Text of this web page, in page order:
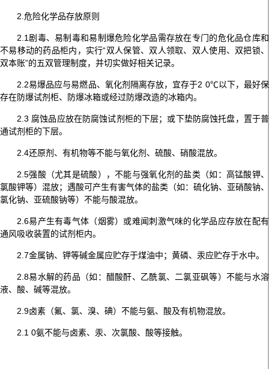
2.危险化学品存放原则
2.1剧毒、易制毒和易制爆危险化学品需存放在专门的危化品仓库和
不易移动的药品柜内，实行“双人保管、双人领取、双人使用、双把锁、
双本账”的五双管理制度，并切实做好相关记录。
2.2易爆品应与易燃品、氧化剂隔离存放，宜存于2 0℃以下，最好保
存在防爆试剂柜、防爆冰箱或经过防爆改造的冰箱内。
2.3 腐蚀品应放在防腐蚀试剂柜的下层；或下垫防腐蚀托盘，置于普
通试剂柜的下层。
2.4还原剂、有机物等不能与氧化剂、硫酸、硝酸混放。
2.5强酸（尤其是硫酸），不能与强氧化剂的盐类（如：高锰酸钾、
氯酸钾等）混放；遇酸可产生有害气体的盐类（如：硫化钠、亚硝酸钠、
氯化钠、亚硫酸钠等）不能与酸混放。
2.6易产生有毒气体（烟雾）或难闻刺激气味的化学品应存放在配有
通风吸收装置的试剂柜内。
2.7金属钠、钾等碱金属应贮存于煤油中；黄磷、汞应贮存于水中。
2.8易水解的药品（如：醋酸酐、乙酰氯、二氯亚砜等）不能与水溶
液、酸、碱等混放。
2.9卤素（氟、氯、溴、碘）不能与氨、酸及有机物混放。
2.1 0氨不能与卤素、汞、次氯酸、酸等接触。